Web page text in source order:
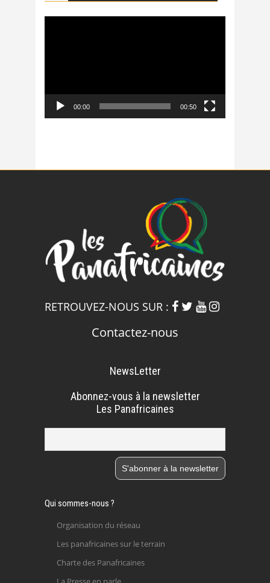
00:00 00:50
RETROUVEZ-NOUS SUR :
Contactez-nous
NewsLetter
Abonnez-vous à la newsletter
Les Panafricaines
Qui sommes-nous ?
Organisation du réseau
Les panafricaines sur le terrain
Charte des Panafricaines